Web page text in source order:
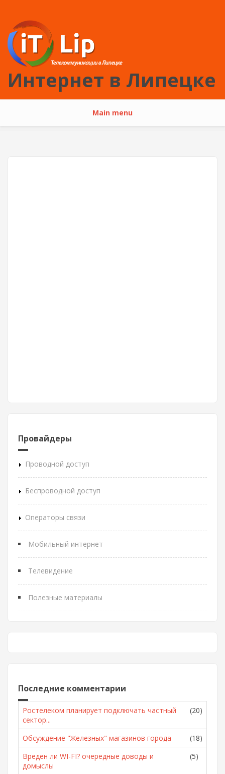
Интернет в Липецке
Main menu
Провайдеры
Проводной доступ
Беспроводной доступ
Операторы связи
Мобильный интернет
Телевидение
Полезные материалы
Последние комментарии
Ростелеком планирует подключать частный
сектор...
(20)
Обсуждение "Железных" магазинов города
(18)
Вреден ли WI-FI? очередные доводы и
домыслы
(5)